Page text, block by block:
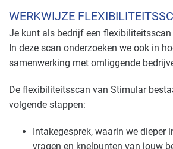
WERKWIJZE
Je kunt als bedrijf een
In deze scan onderzoeken we ook in
samenwerking met omliggende
De flexibiliteitsscan van Stimular
volgende stappen:
Intakegesprek, waarin we dieper
vragen en knelpunten van jouw